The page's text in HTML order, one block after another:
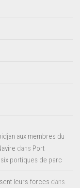
aux membres du
dans Port
six portiques de parc
leurs forces dans